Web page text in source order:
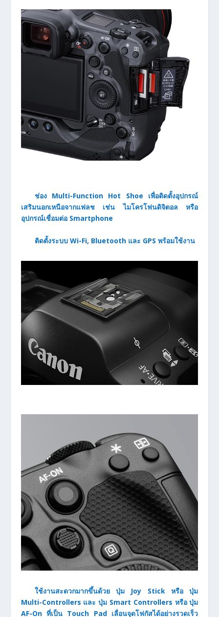
ช่อง Multi-Function Hot Shoe เพื่อติดตั้งอุปกรณ์
เสริมนอกเหนือจากแฟลช เช่น ไมโครโฟนดิจิตอล หรือ
อุปกรณ์เชื่อมต่อ Smartphone
ติดตั้งระบบ Wi-Fi, Bluetooth และ GPS พร้อมใช้งาน
ใช้งานสะดวกมากขึ้นด้วย ปุ่ม Joy Stick หรือ ปุ่ม
Multi-Controllers และ ปุ่ม Smart Controllers หรือ ปุ่ม
AF-On ที่เป็น Touch Pad เลื่อนจุดโฟกัสได้อย่างรวดเร็ว